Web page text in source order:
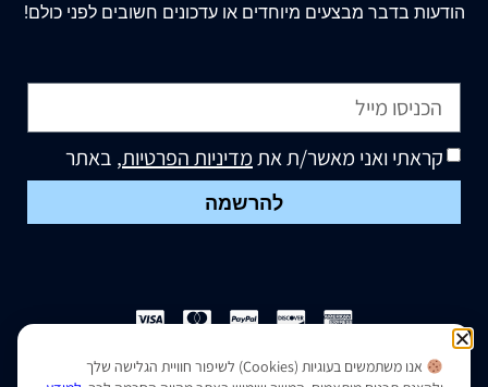
הודעות בדבר מבצעים מיוחדים או עדכונים חשובים לפני כולם!
קראתי ואני מאשר/ת אתמדיניות הפרטיות, באתר
להרשמה
הצהרת נגישות|מדיניות פרטיות
אנו משתמשים בעוגיות (Cookies) לשיפור חוויית הגלישה שלך